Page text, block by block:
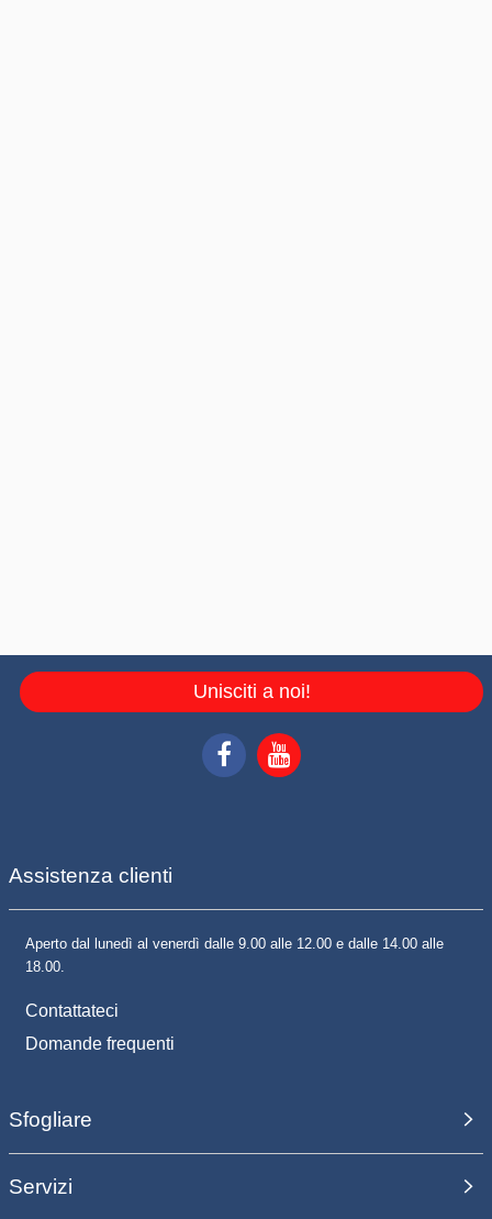
Unisciti a noi!
Assistenza clienti
Aperto dal lunedì al venerdì dalle 9.00 alle 12.00 e dalle 14.00 alle
18.00.
Contattateci
Domande frequenti
Sfogliare
Servizi